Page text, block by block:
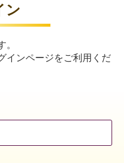
ン
。
インページをご利用くだ